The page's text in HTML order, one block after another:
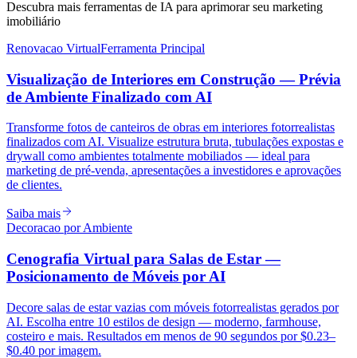
Descubra mais ferramentas de IA para aprimorar seu marketing
imobiliário
Renovacao VirtualFerramenta Principal
Visualização de Interiores em Construção — Prévia
de Ambiente Finalizado com AI
Transforme fotos de canteiros de obras em interiores fotorrealistas
finalizados com AI. Visualize estrutura bruta, tubulações expostas e
drywall como ambientes totalmente mobiliados — ideal para
marketing de pré-venda, apresentações a investidores e aprovações
de clientes.
Saiba mais
Decoracao por Ambiente
Cenografia Virtual para Salas de Estar —
Posicionamento de Móveis por AI
Decore salas de estar vazias com móveis fotorrealistas gerados por
AI. Escolha entre 10 estilos de design — moderno, farmhouse,
costeiro e mais. Resultados em menos de 90 segundos por $0.23–
$0.40 por imagem.